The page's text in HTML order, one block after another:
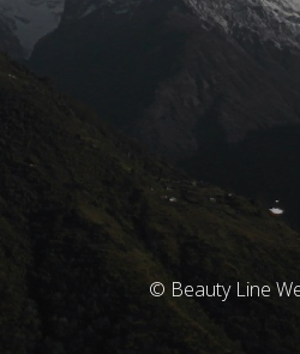
© Beauty Line